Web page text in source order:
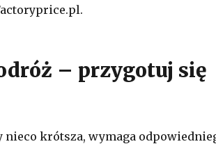
– przygotuj się
nieco krótsza, wymaga